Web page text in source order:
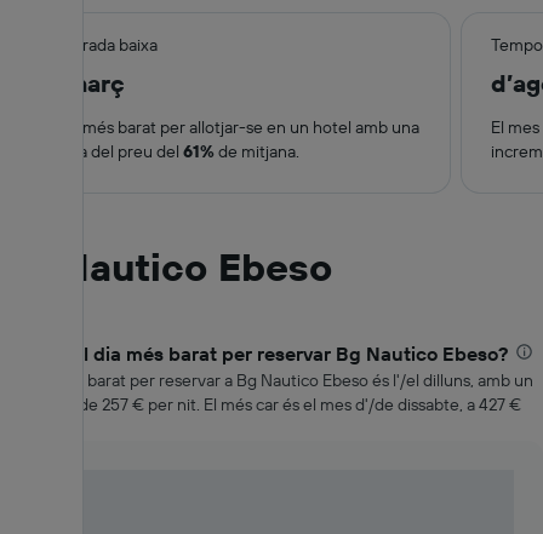
Temporada baixa
de març
El mes més barat per allotjar-se en un hotel amb una
baixada del preu del 61%de mitjana.
El
Bg Nautico Ebeso
Quin és el dia més barat per reservar Bg Nautico Ebeso?
El mes més barat per reservar a Bg Nautico Ebeso és l'/el dilluns, amb un
preu mitjà de 257 € per nit. El més car és el mes d'/de dissabte, a 427 €